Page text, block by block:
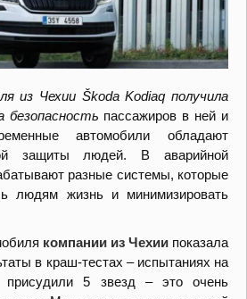
из Чехии Škoda Kodiaq получила
безопасность пассажиров в ней и
автомобили обладают
защиты людей. В аварийной
разные системы, которые
людям жизнь и минимизировать
компании из Чехии показала
в краш-тестах – испытаниях на
присудили 5 звезд – это очень